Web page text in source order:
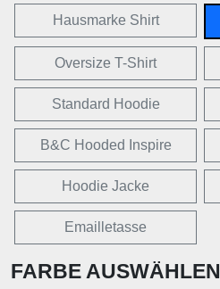
Hausmarke Shirt
Oversize T-Shirt
Standard Hoodie
B&C Hooded Inspire
Hoodie Jacke
Emailletasse
FARBE AUSWÄHLEN